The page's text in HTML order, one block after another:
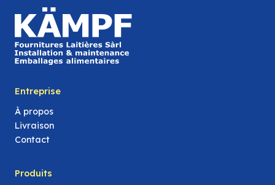
Entreprise
À propos
Livraison
Contact
Produits